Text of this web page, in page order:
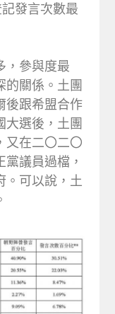
發言次數最
，參與度最
的關係。土團
後跟希盟合作
大選後，土團
又在二〇二〇
議員過檔，
。可以說，土